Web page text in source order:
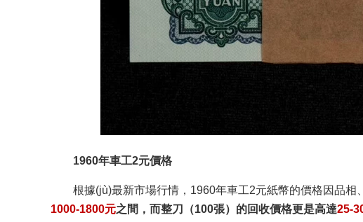
1960年車工2元價格
根據(jù)最新市場行情，1960年車工2元紙幣的價格因品相
1000-1800元之間，而整刀（100張）的回收價格更是高達25-